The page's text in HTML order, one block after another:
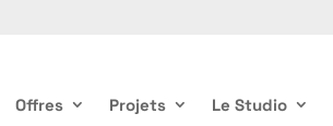
Offres Projets Le Studio